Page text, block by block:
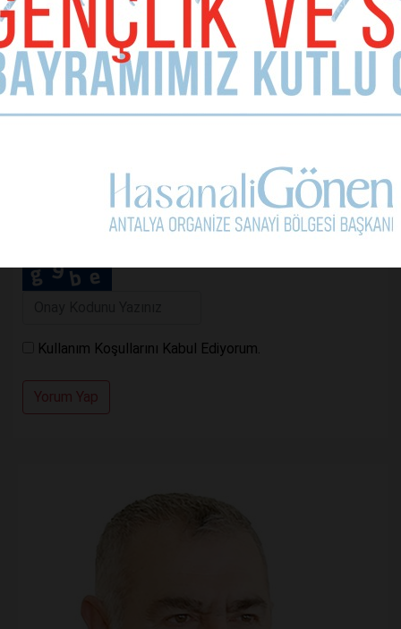
Telefon (zorunlu değil)
Kullanım Koşullarını Kabul Ediyorum.
Yorum Yap